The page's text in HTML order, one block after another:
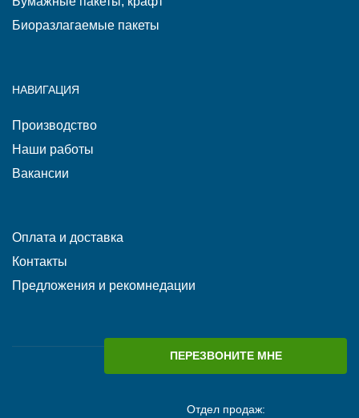
Биоразлагаемые пакеты
НАВИГАЦИЯ
Производство
Наши работы
Вакансии
Оплата и доставка
Контакты
Предложения и рекомнедации
ПЕРЕЗВОНИТЕ МНЕ
Отдел продаж: